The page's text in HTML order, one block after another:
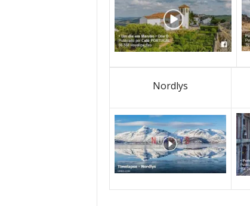
Nordlys